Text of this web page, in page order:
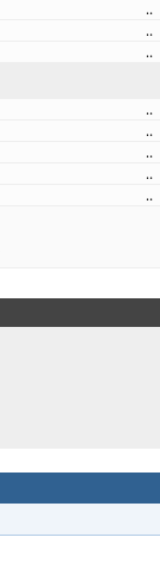
..
..
..
..
..
..
..
..